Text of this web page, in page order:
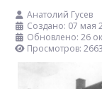
Анатолий Гусев
Создано: 07 мая
Обновлено: 26
Просмотров: